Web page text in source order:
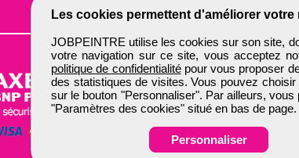
Les cookies permettent d'améliorer votre
JOBPEINTRE utilise les cookies sur son site,
votre navigation sur ce site, vous acceptez
politique de confidentialitépour vous proposer
des statistiques de visites. Vous pouvez
sur le bouton "Personnaliser". Par ailleurs,
"Paramètres des cookies" situé en bas de page.
Personnaliser